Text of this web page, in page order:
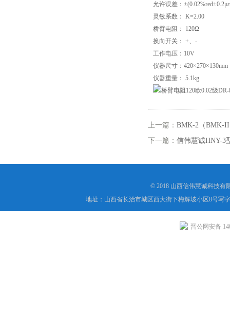
允许误差：
灵敏系数： K=2.00
桥臂电阻： 120Ω
换向开关： +、-
工作电压：10V
仪器尺寸：420×270×130mm
仪器重量： 5.1kg
上一篇： BMK-2（BMK-
下一篇： 信伟慧诚HNY-3
© 2018 山西信伟慧诚科技有
地址：山西省长治市城区西大街下梅辉坡小区8号写
晋公网安备